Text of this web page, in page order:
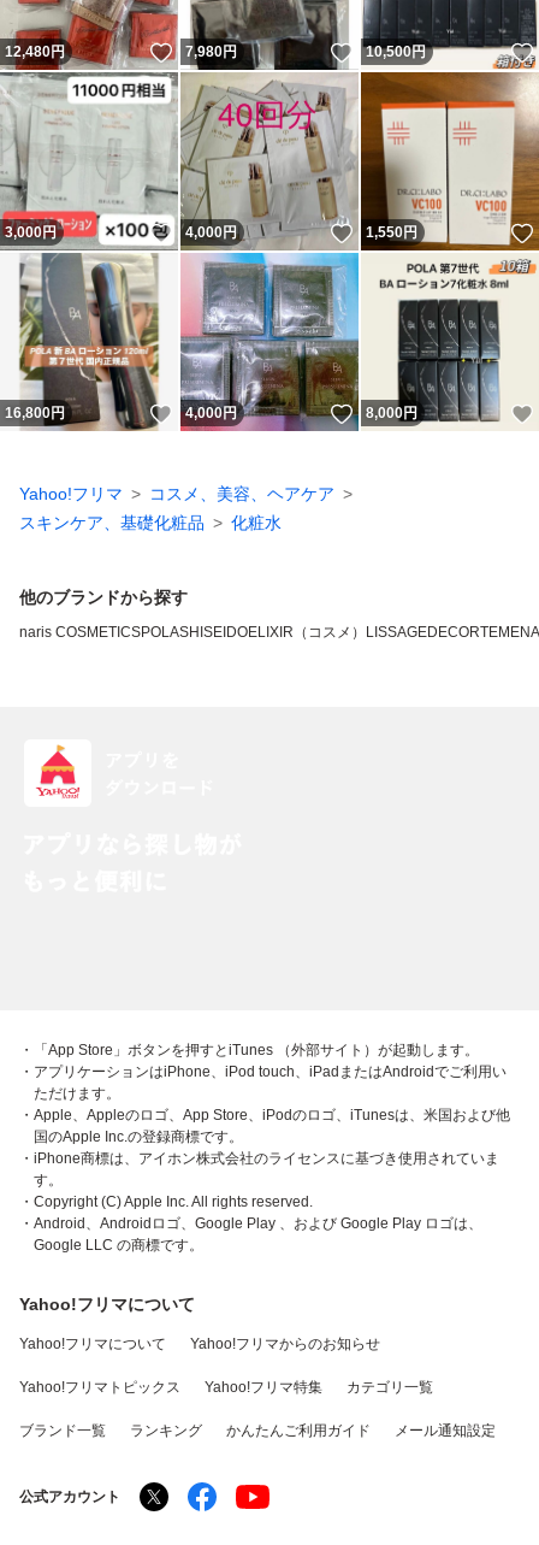
12,480円 いいね！
7,980円 いいね！
10,500円
3,000円 いいね！
4,000円 いいね！
1,550円
16,800円 いいね！
4,000円 いいね！
8,000円
Yahoo!フリマ
コスメ、美容、ヘアケア
スキンケア、基礎化粧品
化粧水
他のブランドから探す
naris COSMETICSPOLASHISEIDOELIXIR（コスメ） LISSAGEDECORTE
・「App Store」ボタンを押すとiTunes （外部サイト）が起動します。
・アプリケーションはiPhone、iPod touch、iPadまたはAndroidでご利用い
ただけます。
・Apple、Appleのロゴ、App Store、iPodのロゴ、iTunesは、米国および他
国のApple Inc.の登録商標です。
・iPhone商標は、アイホン株式会社のライセンスに基づき使用されていま
す。
・Copyright (C) Apple Inc. All rights reserved.
・Android、Androidロゴ、Google Play 、および Google Play ロゴは、
Google LLC の商標です。
Yahoo!フリマについて
Yahoo!フリマについて Yahoo!フリマからのお知らせ
Yahoo!フリマトピックス Yahoo!フリマ特集 カテゴリ一覧
ブランド一覧 ランキング かんたんご利用ガイド メール通知設定
公式アカウント